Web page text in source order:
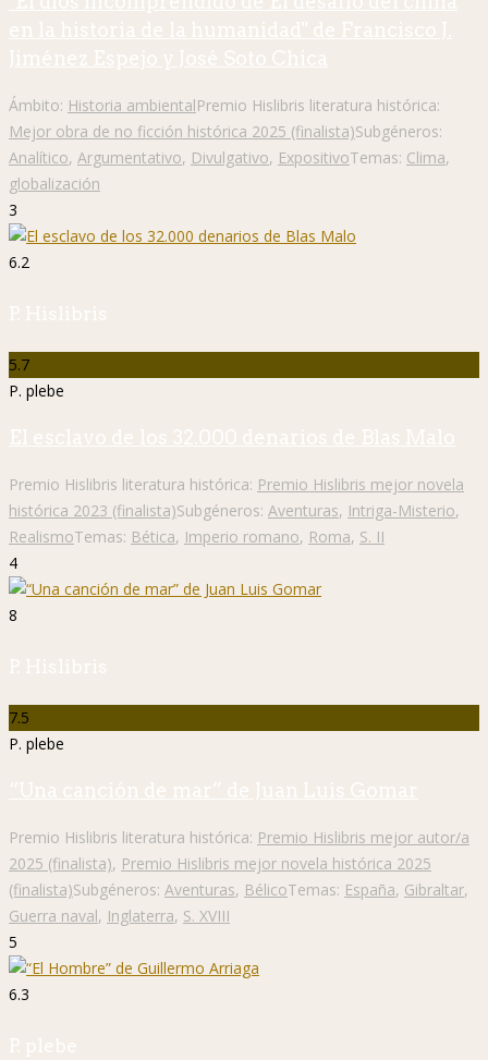
en la historia de la humanidad" de Francisco J.
Jiménez Espejo y José Soto Chica
Ámbito: Historia ambientalPremio Hislibris literatura histórica:
Mejor obra de no ficción histórica 2025 (finalista)Subgéneros:
Analítico, Argumentativo, Divulgativo, ExpositivoTemas: Clima,
globalización
3
6.2
P. Hislibris
5.7
P. plebe
El esclavo de los 32.000 denarios de Blas Malo
Premio Hislibris literatura histórica: Premio Hislibris mejor novela
histórica 2023 (finalista)Subgéneros: Aventuras, Intriga-Misterio,
RealismoTemas: Bética, Imperio romano, Roma, S. II
4
8
P. Hislibris
7.5
P. plebe
“Una canción de mar” de Juan Luis Gomar
Premio Hislibris literatura histórica: Premio Hislibris mejor autor/a
2025 (finalista), Premio Hislibris mejor novela histórica 2025
(finalista)Subgéneros: Aventuras, BélicoTemas: España, Gibraltar,
Guerra naval, Inglaterra, S. XVIII
5
6.3
P. plebe